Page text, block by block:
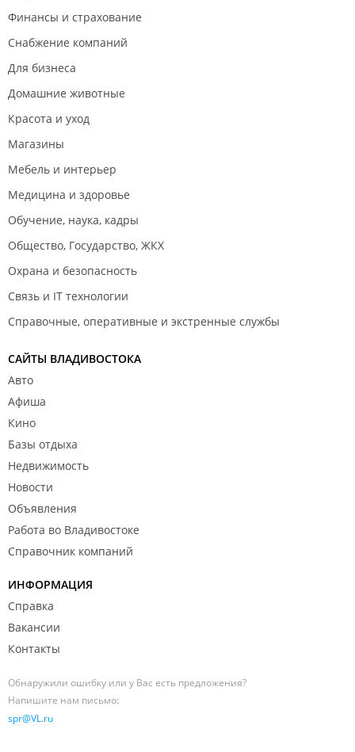
Финансы и страхование
Снабжение компаний
Для бизнеса
Домашние животные
Красота и уход
Магазины
Мебель и интерьер
Медицина и здоровье
Обучение, наука, кадры
Общество, Государство, ЖКХ
Охрана и безопасность
Связь и IT технологии
Справочные, оперативные и экстренные службы
САЙТЫ ВЛАДИВОСТОКА
Авто
Афиша
Кино
Базы отдыха
Недвижимость
Новости
Объявления
Работа во Владивостоке
Справочник компаний
ИНФОРМАЦИЯ
Справка
Вакансии
Контакты
Обнаружили ошибку или у Вас есть предложения?
Напишите нам письмо:
spr@VL.ru